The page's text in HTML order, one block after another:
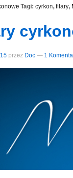
Tagi: cyrkon, filary,
przez Doc — 1